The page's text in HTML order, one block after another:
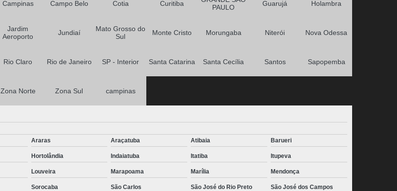
Campinas Campo Belo Cotia Curitiba
PAULO
Guarujá Holambra
Jardim
Aeroporto
Jundiaí
Mato Grosso do
Sul
Monte Cristo Morungaba Niterói Nova Odessa
Rio Claro Rio de Janeiro SP - Interior Santa Catarina Santa Cecília Santos Sapopemba
Zona Norte Zona Sul campinas
Araras Araçatuba Atibaia Barueri
Hortolândia Indaiatuba Itatiba Itupeva
Louveira Marapoama Marília Mendonça
Sorocaba São Carlos São José do Rio Preto São José dos Campos